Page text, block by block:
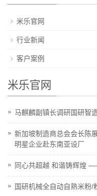
米乐官网
行业新闻
客户案例
米乐官网
马麒麟副镇长调研国研智
新加坡制造商总会会长陈
明星企业赴东南亚设厂
同心共超越 和谐铸辉煌
国研机械全自动自熟米粉